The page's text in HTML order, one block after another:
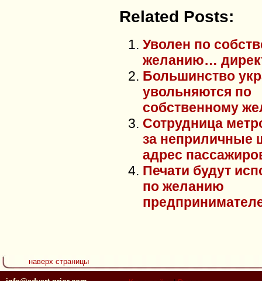
Related Posts:
Уволен по
желанию…
Большинство
увольняются по
собственному
Сотрудница
за неприличные
адрес
Печати будут
по желанию
наверх страницы